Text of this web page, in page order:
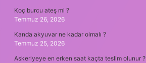
Koç burcu ateş mi ?
Temmuz 26, 2026
Kanda akyuvar ne kadar olmalı ?
Temmuz 25, 2026
Askeriyeye en erken saat kaçta teslim olunur ?